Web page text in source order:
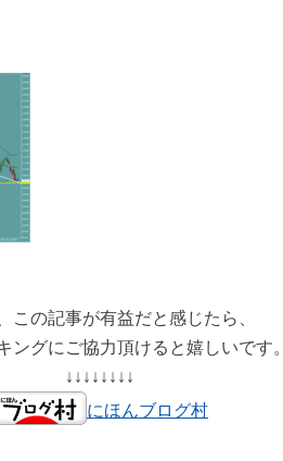
この記事が有益だと感じたら、
ングにご協力頂けると嬉しいです。
↓↓↓↓↓↓↓↓
にほんブログ村